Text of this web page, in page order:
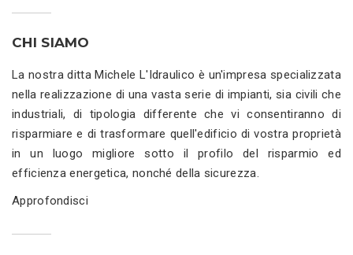
CHI SIAMO
La nostra ditta Michele L'Idraulico è un'impresa specializzata
nella realizzazione di una vasta serie di impianti, sia civili che
industriali, di tipologia differente che vi consentiranno di
risparmiare e di trasformare quell'edificio di vostra proprietà
in un luogo migliore sotto il profilo del risparmio ed
efficienza energetica, nonché della sicurezza.
Approfondisci